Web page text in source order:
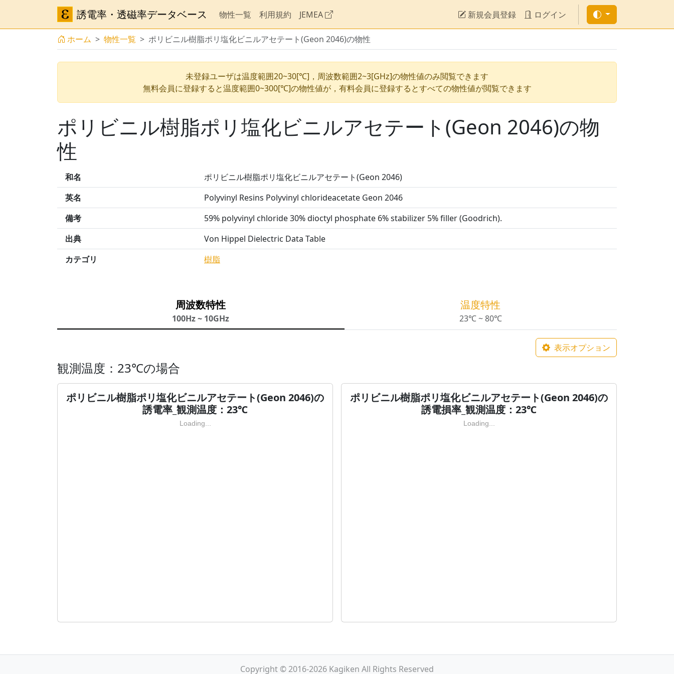
誘電率・透磁率データベース 物性一覧 利用規約 JEMEA 新規会員登録 ログイン
ホーム 物性一覧 ポリビニル樹脂ポリ塩化ビニルアセテート(Geon 2046)の物性
未登録ユーザは温度範囲20~30[℃]，周波数範囲2~3[GHz]の物性値のみ閲覧できます
無料会員に登録すると温度範囲0~300[℃]の物性値が，有料会員に登録するとすべての物性値が閲覧できます
ポリビニル樹脂ポリ塩化ビニルアセテート(Geon 2046)の物
性
和名
ポリビニル樹脂ポリ塩化ビニルアセテート(Geon 2046)
英名
Polyvinyl Resins Polyvinyl chlorideacetate Geon 2046
備考
59% polyvinyl chloride 30% dioctyl phosphate 6% stabilizer 5% filler (Goodrich).
出典
Von Hippel Dielectric Data Table
カテゴリ
樹脂
周波数特性
100Hz ~ 10GHz
温度特性
23℃ ~ 80℃
表示オプション
観測温度：23℃の場合
ポリビニル樹脂ポリ塩化ビニルアセテート(Geon 2046)の
誘電率_観測温度：23℃
Loading...
ポリビニル樹脂ポリ塩化ビニルアセテート(Geon 2046)の
誘電損率_観測温度：23℃
Loading...
Copyright © 2016-2026 Kagiken All Rights Reserved